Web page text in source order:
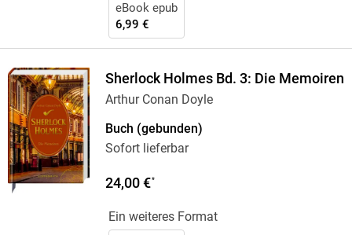
eBook epub
6,99 €
Sherlock Holmes Bd. 3: Die Memoiren
Arthur Conan Doyle
Buch (gebunden)
Sofort lieferbar
24,00 €*
Ein weiteres Format